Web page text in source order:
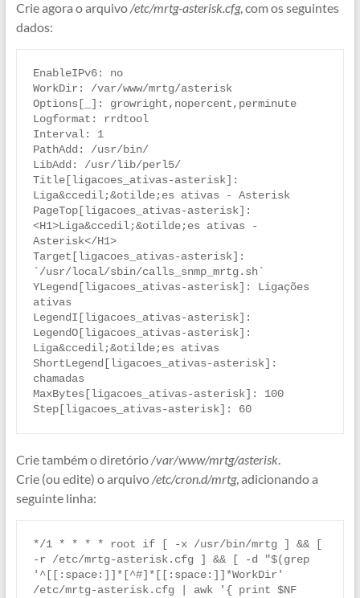
Crie agora o arquivo/etc/mrtg-asterisk.cfg, com os seguintes
dados:
EnableIPv6: no
WorkDir: /var/www/mrtg/asterisk
Options[_]: growright,nopercent,perminute
Logformat: rrdtool
Interval: 1
PathAdd: /usr/bin/
LibAdd: /usr/lib/perl5/
Title[ligacoes_ativas-asterisk]:
Liga&ccedil;&otilde;es ativas - Asterisk
PageTop[ligacoes_ativas-asterisk]:
<H1>Liga&ccedil;&otilde;es ativas -
Asterisk</H1>
Target[ligacoes_ativas-asterisk]:
`/usr/local/sbin/calls_snmp_mrtg.sh`
YLegend[ligacoes_ativas-asterisk]: Ligações
ativas
LegendI[ligacoes_ativas-asterisk]:
LegendO[ligacoes_ativas-asterisk]:
Liga&ccedil;&otilde;es ativas
ShortLegend[ligacoes_ativas-asterisk]:
chamadas
MaxBytes[ligacoes_ativas-asterisk]: 100
Step[ligacoes_ativas-asterisk]: 60
Crie também o diretório/var/www/mrtg/asterisk.
Crie (ou edite) o arquivo/etc/cron.d/mrtg, adicionando a
seguinte linha:
*/1 * * * * root if [ -x /usr/bin/mrtg ] && [
-r /etc/mrtg-asterisk.cfg ] && [ -d "$(grep
'^[[:space:]]*[^#]*[[:space:]]*WorkDir'
/etc/mrtg-asterisk.cfg | awk '{ print $NF